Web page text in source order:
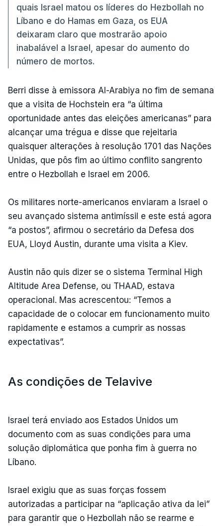
quais Israel matou os líderes do Hezbollah no
Líbano e do Hamas em Gaza, os EUA
deixaram claro que mostrarão apoio
inabalável a Israel, apesar do aumento do
número de mortos.
Berri disse à emissora Al-Arabiya no fim de semana
que a visita de Hochstein era “a última
oportunidade antes das eleições americanas” para
alcançar uma trégua e disse que rejeitaria
quaisquer alterações à resolução 1701 das Nações
Unidas, que pôs fim ao último conflito sangrento
entre o Hezbollah e Israel em 2006.
Os militares norte-americanos enviaram a Israel o
seu avançado sistema antimíssil e este está agora
“a postos”, afirmou o secretário da Defesa dos
EUA, Lloyd Austin, durante uma visita a Kiev.
Austin não quis dizer se o sistema Terminal High
Altitude Area Defense, ou THAAD, estava
operacional. Mas acrescentou: “Temos a
capacidade de o colocar em funcionamento muito
rapidamente e estamos a cumprir as nossas
expectativas”.
As condições de Telavive
Israel terá enviado aos Estados Unidos um
documento com as suas condições para uma
solução diplomática que ponha fim à guerra no
Líbano.
Israel exigiu que as suas forças fossem
autorizadas a participar na “aplicação ativa da lei”
para garantir que o Hezbollah não se rearme e